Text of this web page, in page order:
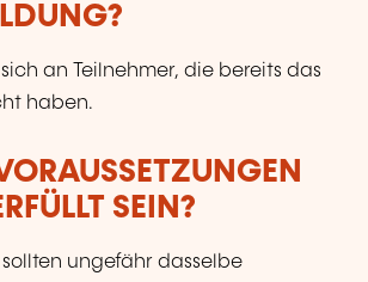
an Teilnehmer, die bereits das
haben.
SEIN?
ungefähr dasselbe